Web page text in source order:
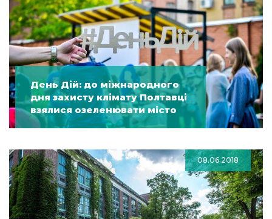
День Дій: до міжнародного
дня захисту клімату Полтавці
взялися озеленювати місто
08.06.2018